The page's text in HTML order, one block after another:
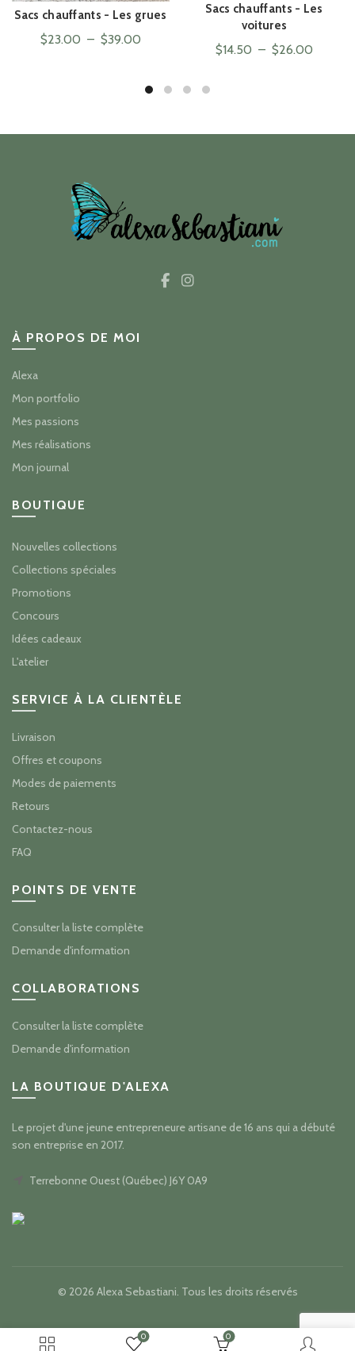
ACHAT RAPIDE
Sacs chauffants - Les grues
$23.00 – $39.00
$23.00
$39.00
ACHAT RAPIDE
Sacs chauffants - Les
voitures
$14.50 – $26.00
À PROPOS DE MOI
Alexa
Mon portfolio
Mes passions
Mes réalisations
Mon journal
BOUTIQUE
Nouvelles collections
Collections spéciales
Promotions
Concours
Idées cadeaux
L'atelier
SERVICE À LA CLIENTÈLE
Livraison
Offres et coupons
Modes de paiements
Retours
Contactez-nous
FAQ
POINTS DE VENTE
Consulter la liste complète
Demande d'information
COLLABORATIONS
Consulter la liste complète
Demande d'information
LA BOUTIQUE D'ALEXA
Le projet d'une jeune entrepreneure artisane de 16 ans qui a débuté
son entreprise en 2017.
Terrebonne Ouest (Québec) J6Y 0A9
© 2026 Alexa Sebastiani. Tous les droits réservés
0 0